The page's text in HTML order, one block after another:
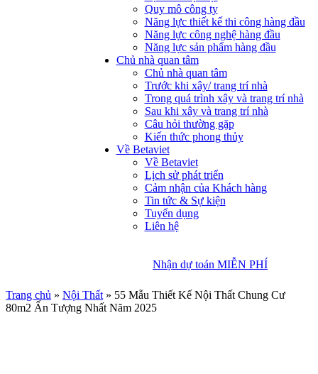
Quy mô công ty
Năng lực thiết kế thi công hàng đầu
Năng lực công nghệ hàng đầu
Năng lực sản phẩm hàng đầu
Chủ nhà quan tâm
Chủ nhà quan tâm
Trước khi xây/ trang trí nhà
Trong quá trình xây và trang trí nhà
Sau khi xây và trang trí nhà
Câu hỏi thường gặp
Kiến thức phong thủy
Về Betaviet
Về Betaviet
Lịch sử phát triển
Cảm nhận của Khách hàng
Tin tức & Sự kiện
Tuyển dụng
Liên hệ
Nhận dự toán MIỄN PHÍ
Trang chủ » Nội Thất » 55 Mẫu Thiết Kế Nội Thất Chung Cư
80m2 Ấn Tượng Nhất Năm 2025